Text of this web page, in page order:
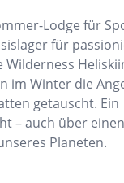
Lodge für
für
Wilderness
im Winter die
getauscht. Ein
– auch über
Planeten.